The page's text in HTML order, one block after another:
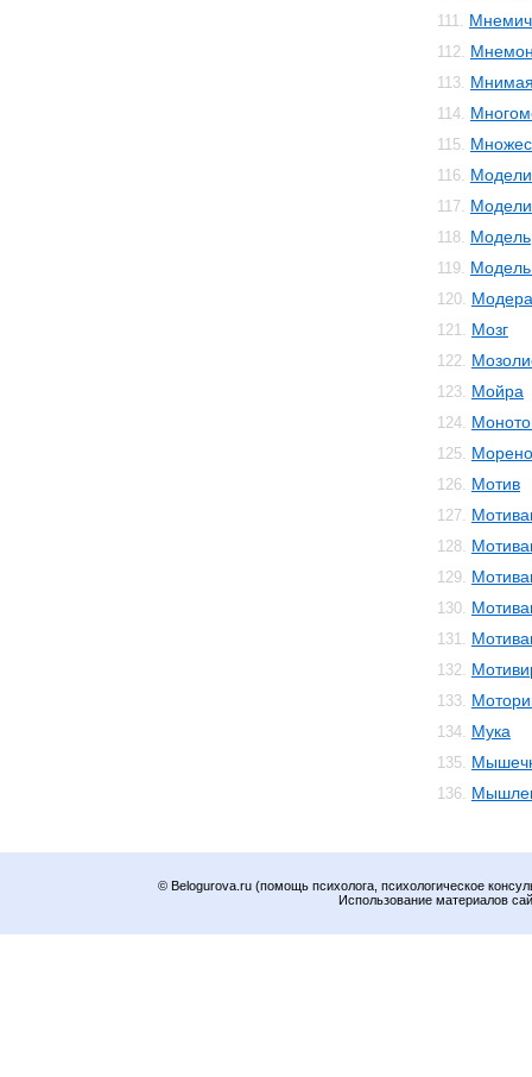
111.
112.
113.
114.
115.
116.
117.
118. Модель
119. Модель
120.
121. Мозг
122.
123. Мойра
124.
125.
126. Мотив
127.
128.
129.
130.
131.
132.
133.
134. Мука
135.
136.
© Belogurova.ru (помощь психолога, психологическое
Использование материалов